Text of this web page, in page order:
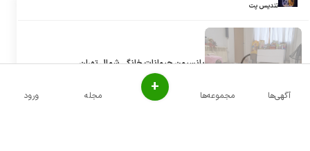
تندیس پت
پانسیون حیوانات خانگی شمال تهران
ورود مجله + مجموعه‌ها آگهی‌ها